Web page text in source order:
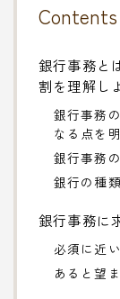
Contents
銀行事務と
割を理解し
銀行事務
なる点を明
銀行事務
銀行の種
銀行事務に
必須に近
あると望